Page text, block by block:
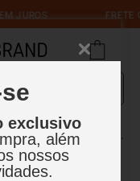
exclusivo
além
nossos
JUROS FRETE
Bermuda Just Sport Laser Cut